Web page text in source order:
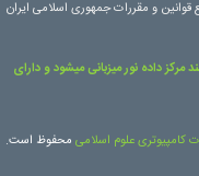
و مقررات جمهوری اسلامی ایران
داده نور میزبانی میشود و دارای
کامپیوتری علوم اسلامی محفوظ است.